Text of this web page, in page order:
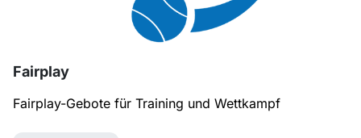
Fairplay
Fairplay-Gebote für Training und Wettkampf